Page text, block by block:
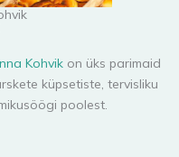
Kohvik on üks parimaid
küpsetiste, tervisliku
poolest.